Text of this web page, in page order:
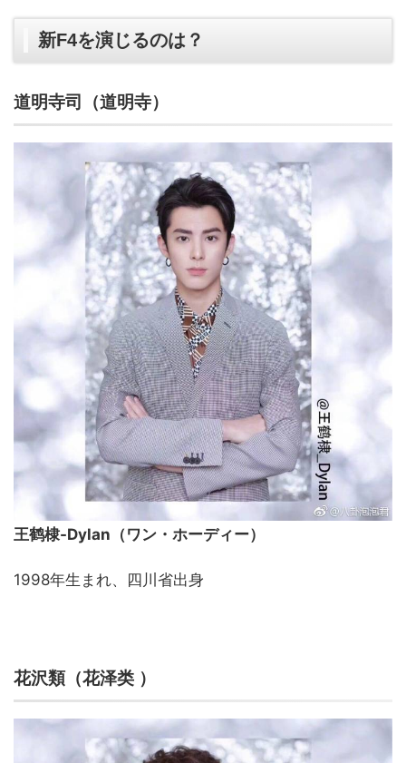
新F4を演じるのは？
道明寺司（道明寺）
王鹤棣-Dylan（ワン・ホーディー）
1998年生まれ、四川省出身
花沢類（花泽类 ）